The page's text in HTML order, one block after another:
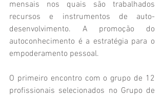
mensais nos quais são trabalhados
recursos e instrumentos de auto-
desenvolvimento. A promoção do
autoconhecimento é a estratégia para o
empoderamento pessoal.
O primeiro encontro com o grupo de 12
profissionais selecionados no Grupo de